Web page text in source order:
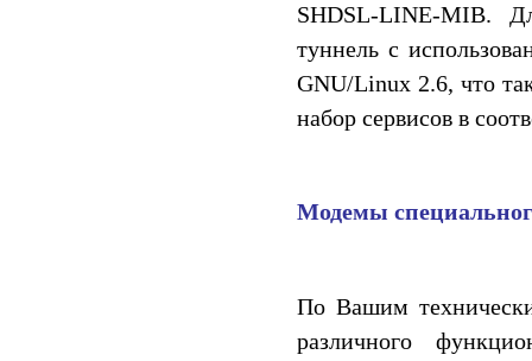
SHDSL-LINE-MIB.
туннель с
GNU/Linux 2.6, что
набор сервисов в
Модемы
По Вашим
различного